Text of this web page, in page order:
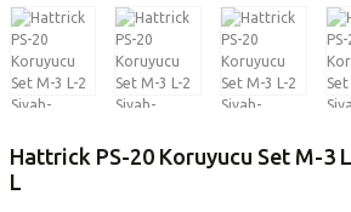
Hattrick PS-20 Koruyucu Set M-3
L